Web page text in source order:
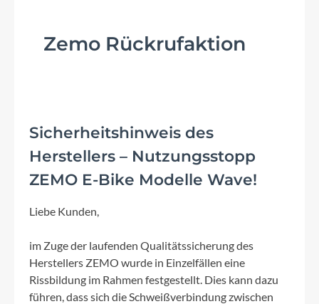
Zemo Rückrufaktion
Sicherheitshinweis des
Herstellers – Nutzungsstopp
ZEMO E-Bike Modelle Wave!
Liebe Kunden,
im Zuge der laufenden Qualitätssicherung des
Herstellers ZEMO wurde in Einzelfällen eine
Rissbildung im Rahmen festgestellt. Dies kann dazu
führen, dass sich die Schweißverbindung zwischen